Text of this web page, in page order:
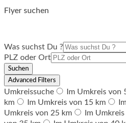
Flyer suchen
Was suchst Du ?
PLZ oder Ort
Suchen
Advanced Filters
Umkreissuche Im Umkreis von
km
Im Umkreis von 15 km
Umkreis von 25 km
Im